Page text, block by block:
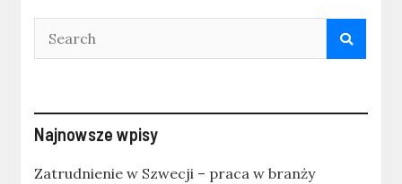
Najnowsze wpisy
Zatrudnienie w Szwecji – praca w branży